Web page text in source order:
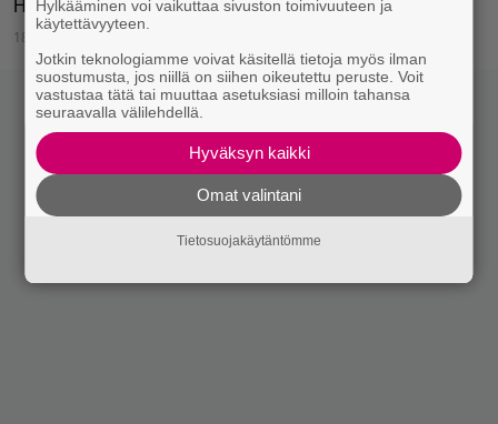
Hyvin pyyhkii, mutta pyyhkiköön!
18.6.2026 11:58
Hylkääminen voi vaikuttaa sivuston toimivuuteen ja
käytettävyyteen.
Jotkin teknologiamme voivat käsitellä tietoja myös ilman
suostumusta, jos niillä on siihen oikeutettu peruste. Voit
vastustaa tätä tai muuttaa asetuksiasi milloin tahansa
seuraavalla välilehdellä.
Hyväksyn kaikki
Omat valintani
Tietosuojakäytäntömme